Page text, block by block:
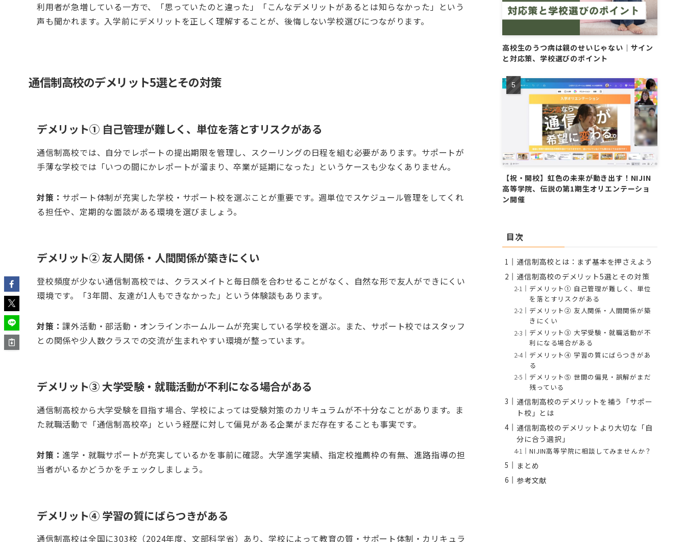
利用者が急増している一方で、「思っていたのと違った」「こんなデメリットがあるとは知らなかった」という
声も聞かれます。入学前にデメリットを正しく理解することが、後悔しない学校選びにつながります。
通信制高校のデメリット5選とその対策
デメリット① 自己管理が難しく、単位を落とすリスクがある
通信制高校では、自分でレポートの提出期限を管理し、スクーリングの日程を組む必要があります。サポートが
手薄な学校では「いつの間にかレポートが溜まり、卒業が延期になった」というケースも少なくありません。
対策： サポート体制が充実した学校・サポート校を選ぶことが重要です。週単位でスケジュール管理をしてくれ
る担任や、定期的な面談がある環境を選びましょう。
デメリット② 友人関係・人間関係が築きにくい
登校頻度が少ない通信制高校では、クラスメイトと毎日顔を合わせることがなく、自然な形で友人ができにくい
環境です。「3年間、友達が1人もできなかった」という体験談もあります。
対策：課外活動・部活動・オンラインホームルームが充実している学校を選ぶ。また、サポート校ではスタッフ
との関係や少人数クラスでの交流が生まれやすい環境が整っています。
デメリット③ 大学受験・就職活動が不利になる場合がある
通信制高校から大学受験を目指す場合、学校によっては受験対策のカリキュラムが不十分なことがあります。ま
た就職活動で「通信制高校卒」という経歴に対して偏見がある企業がまだ存在することも事実です。
対策：進学・就職サポートが充実しているかを事前に確認。大学進学実績、指定校推薦枠の有無、進路指導の担
当者がいるかどうかをチェックしましょう。
デメリット④ 学習の質にばらつきがある
通信制高校は全国に303校（2024年度、文部科学省）あり、学校によって教育の質・サポート体制・カリキュラ
高校生のうつ病は親のせいじゃない｜サイン
と対応策、学校選びのポイント
【祝・開校】虹色の未来が動き出す！NIJIN
高等学院、伝説の第1期生オリエンテーショ
ン開催
目次
通信制高校とは：まず基本を押さえよう
通信制高校のデメリット5選とその対策
デメリット① 自己管理が難しく、単位
を落とすリスクがある
デメリット② 友人関係・人間関係が築
きにくい
デメリット③ 大学受験・就職活動が不
利になる場合がある
デメリット④ 学習の質にばらつきがあ
る
デメリット⑤ 世間の偏見・誤解がまだ
残っている
通信制高校のデメリットを補う「サポー
ト校」とは
通信制高校のデメリットより大切な「自
分に合う選択」
NIJIN高等学院に相談してみませんか？
まとめ
参考文献